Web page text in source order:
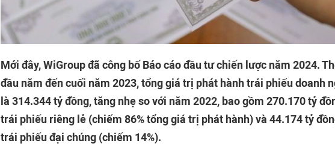
Mới đây, WiGroup đã công bố Báo cáo đầu tư chiến lược năm 2024.
đầu năm đến cuối năm 2023, tổng giá trị phát hành trái phiếu doanh
là 314.344 tỷ đồng, tăng nhẹ so với năm 2022, bao gồm 270.170 tỷ
trái phiếu riêng lẻ (chiếm 86% tổng giá trị phát hành) và 44.174 tỷ
trái phiếu đại chúng (chiếm 14%).